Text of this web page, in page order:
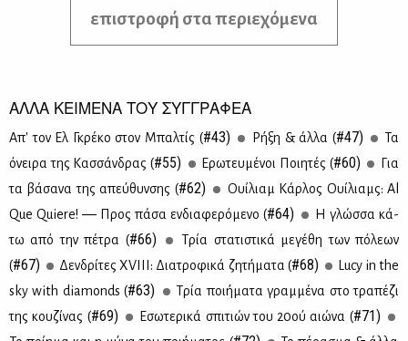
επιστροφή στα περιεχόμενα
ΑΛΛΑ ΚΕΙΜΕΝΑ ΤΟΥ ΣΥΓΓΡΑΦΕΑ
Απ' τον Ελ Γκρέ­κο στον Μπαλ­τίς (#43) Ρή­ξη & άλ­λα (#47)
Τα
όνει­ρα της Κασ­σάν­δρας (#55) Ερω­τευ­μέ­νοι Ποι­η­τές (#60)
Για
τα βά­σα­να της απεύ­θυν­σης (#62)
Ουί­λιαμ Κάρ­λος Ουί­λιαμς: Al
Que Quiere! ― Προς πά­σα εν­δια­φε­ρό­με­νο (#64)
Η γλώσ­σα κά­
τω από την πέ­τρα (#66)
Tρία στα­τι­στι­κά με­γέ­θη των πό­λε­ων
(#67) Δεν­δρί­τες ΧVΙ­ΙΙ: Δια­τρο­φι­κά ζη­τή­μα­τα (#68)
Lucy in the
sky with diamonds (#63)
Τρία ποι­ή­μα­τα γραμ­μέ­να στο τρα­πέ­ζι
της κου­ζί­νας (#69) Εσω­τε­ρι­κά σπι­τιών του 20ού αιώ­να (#71)